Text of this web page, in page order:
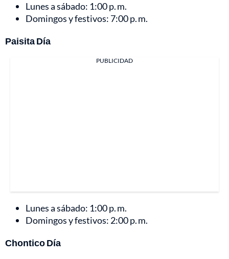
Lunes a sábado: 1:00 p. m.
Domingos y festivos: 7:00 p. m.
Paisita Día
PUBLICIDAD
Lunes a sábado: 1:00 p. m.
Domingos y festivos: 2:00 p. m.
Chontico Día